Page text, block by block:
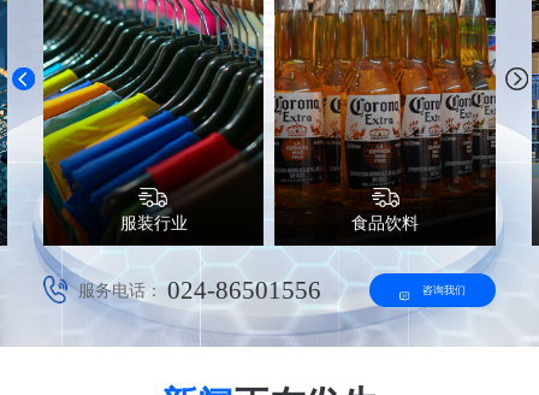
服装行业 食品饮料
服务电话： 024-86501556 咨询我们